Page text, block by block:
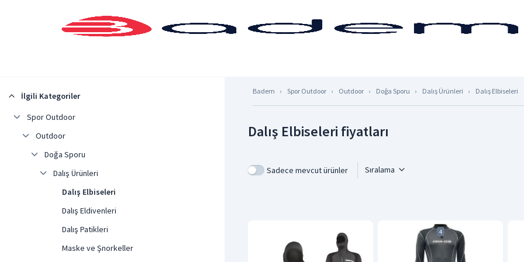
İlgili Kategoriler
Spor Outdoor
Outdoor
Doğa Sporu
Dalış Ürünleri
Dalış Elbiseleri
Dalış Eldivenleri
Dalış Patikleri
Maske ve Şnorkeller
Badem Spor Outdoor Outdoor Doğa Sporu Dalış Ürünleri Dalış Elbiseleri
Dalış Elbiseleri fiyatları
Sadece mevcut ürünler Sıralama
4